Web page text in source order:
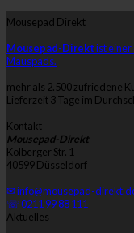
Mousepad Direkt
Mousepad-Direktist
Mauspads.
mehr als 2.500 zufriedene
Lieferzeit 3 Tage im
Kontakt
Mousepad-Direkt
Kolberger Str. 1
40599 Düsseldorf
✉ info@mousepad-
☏ 0211 99 88 111
Aktuelles